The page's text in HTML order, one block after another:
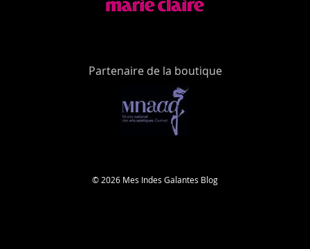
Partenaire de la boutique
© 2026 Mes Indes Galantes Blog